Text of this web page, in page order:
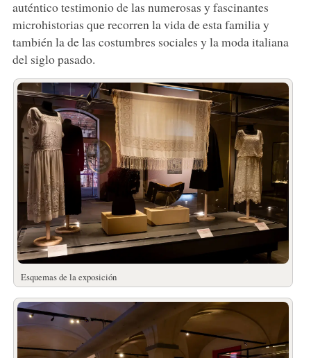
auténtico testimonio de las numerosas y fascinantes
microhistorias que recorren la vida de esta familia y
también la de las costumbres sociales y la moda italiana
del siglo pasado.
Esquemas de la exposición